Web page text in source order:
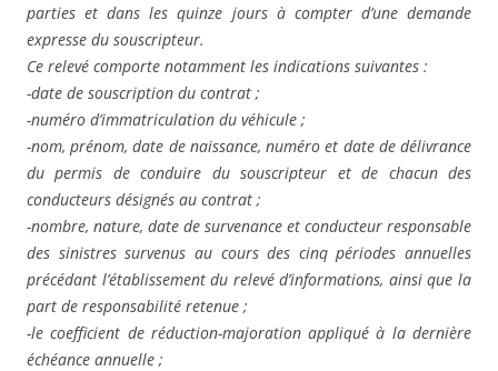
parties et dans les quinze jours à compter d’une demande
expresse du souscripteur.
Ce relevé comporte notamment les indications suivantes :
-date de souscription du contrat ;
-numéro d’immatriculation du véhicule ;
-nom, prénom, date de naissance, numéro et date de délivrance
du permis de conduire du souscripteur et de chacun des
conducteurs désignés au contrat ;
-nombre, nature, date de survenance et conducteur responsable
des sinistres survenus au cours des cinq périodes annuelles
précédant l’établissement du relevé d’informations, ainsi que la
part de responsabilité retenue ;
-le coefficient de réduction-majoration appliqué à la dernière
échéance annuelle ;